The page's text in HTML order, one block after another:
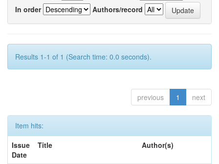
In order
Authors/record
Results 1-1 of 1 (Search time: 0.0 seconds).
previous 1 next
Item hits:
Issue
Date
Title Author(s)